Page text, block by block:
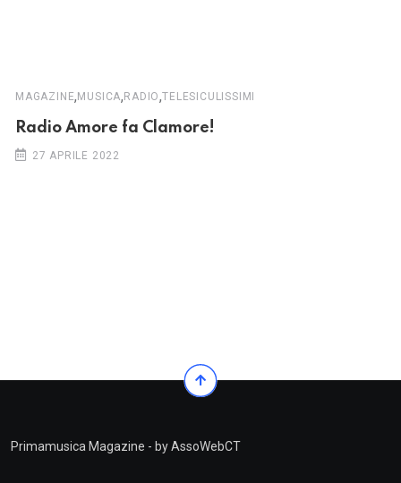
MAGAZINE, MUSICA, RADIO,TELESICULISSIMI
Radio Amore fa Clamore!
27 APRILE 2022
Primamusica Magazine - by AssoWebCT